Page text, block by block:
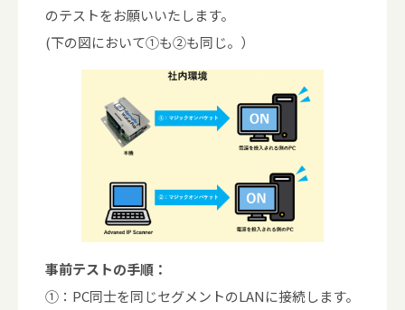
のテストをお願いいたします。
(下の図において①も②も同じ。）
事前テストの手順：
①：PC同士を同じセグメントのLANに接続します。